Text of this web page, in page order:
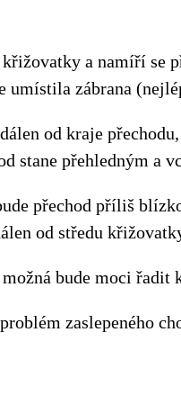
a namíří se
umístila zábrana
od kraje
stane přehledným a
přechod příliš
od středu
bude moci řadit
zaslepeného